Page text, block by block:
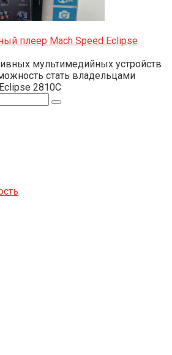
плеер Mach Speed Eclipse
мультимедийных устройств
стать владельцами
2810C